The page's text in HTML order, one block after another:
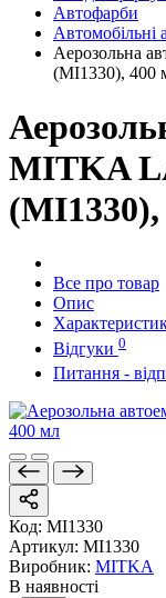
Автофарби
Автомобільні
Аерозольна
(MI1330), 400
MITKA
Все про товар
Опис
Відгуки 0
Питання -
Код: MI1330
Артикул: MI1330
Виробник: MITKA
В наявності